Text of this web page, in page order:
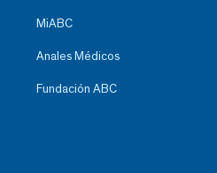
MiABC
Anales Médicos
Fundación ABC